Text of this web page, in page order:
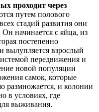
проходит через
путем полового
стадий развития они
начинается с яйца, из
постепенно
вылупляется взрослый
передвижения и
новой популяции
самок, которые
размножается, и колонии
в условиях, где
выживания.